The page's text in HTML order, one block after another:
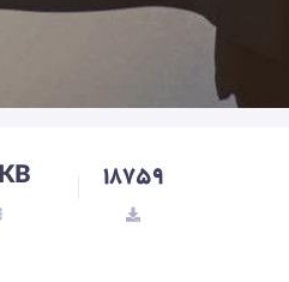
18759